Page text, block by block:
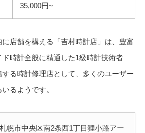
35,000円~
店舗を構える「吉村時計店」は、豊富
時計全般に精通した1級時計技術者
する時計修理店として、多くのユーザー
るようです。
幌市中央区南2条西1丁目狸小路アー